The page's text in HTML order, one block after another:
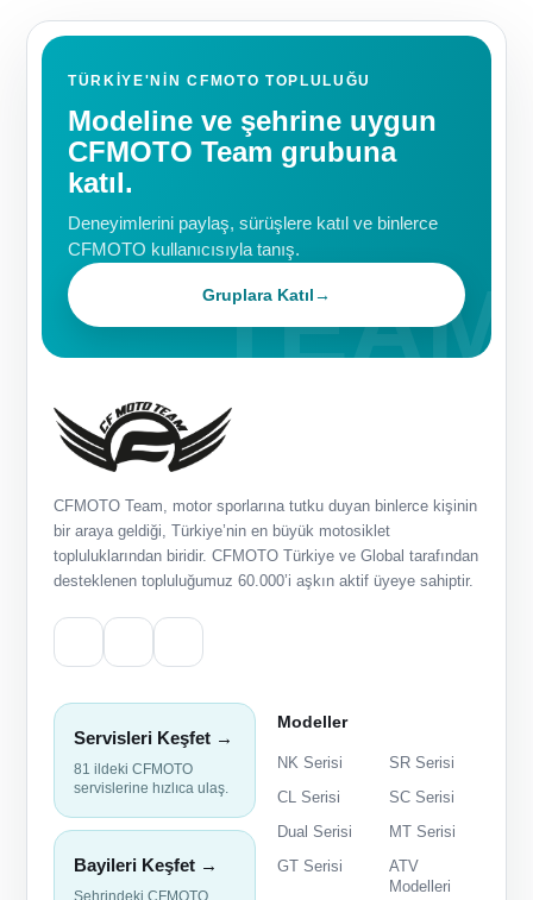
TÜRKIYE'NIN CFMOTO TOPLULUĞU
Modeline ve şehrine uygun
CFMOTO Team grubuna
katıl.
Deneyimlerini paylaş, sürüşlere katıl ve binlerce
CFMOTO kullanıcısıyla tanış.
Gruplara Katıl→
CFMOTO Team, motor sporlarına tutku duyan binlerce kişinin
bir araya geldiği, Türkiye’nin en büyük motosiklet
topluluklarından biridir. CFMOTO Türkiye ve Global tarafından
desteklenen topluluğumuz 60.000’i aşkın aktif üyeye sahiptir.
Servisleri Keşfet →
81 ildeki CFMOTO
servislerine hızlıca ulaş.
Bayileri Keşfet →
Modeller
NK Serisi
SR Serisi
CL Serisi
SC Serisi
Dual Serisi
MT Serisi
GT Serisi
ATV
Modelleri